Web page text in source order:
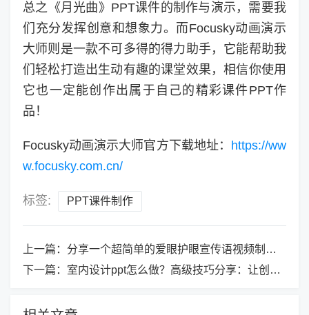
总之《月光曲》PPT课件的制作与演示，需要我
们充分发挥创意和想象力。而Focusky动画演示
大师则是一款不可多得的得力助手，它能帮助我
们轻松打造出生动有趣的课堂效果，相信你使用
它也一定能创作出属于自己的精彩课件PPT作
品！
Focusky动画演示大师官方下载地址： https://ww
w.focusky.com.cn/
标签: PPT课件制作
上一篇： 分享一个超简单的爱眼护眼宣传语视频制作方法！
下一篇： 室内设计ppt怎么做？高级技巧分享：让创意在屏幕上起舞！